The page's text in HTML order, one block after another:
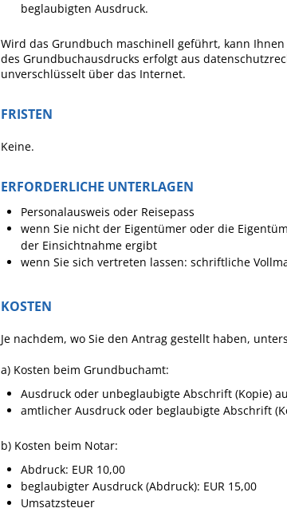
beglaubigten Ausdruck.
Wird das Grundbuch maschinell geführt, kann
des Grundbuchausdrucks erfolgt aus
unverschlüsselt über das Internet.
FRISTEN
Keine.
ERFORDERLICHE UNTERLAGEN
Personalausweis oder Reisepass
wenn Sie nicht der Eigentümer oder die
der Einsichtnahme ergibt
wenn Sie sich vertreten lassen: schriftliche
KOSTEN
Je nachdem, wo Sie den Antrag gestellt haben,
a) Kosten beim Grundbuchamt:
Ausdruck oder unbeglaubigte Abschrift (Kopie)
amtlicher Ausdruck oder beglaubigte Abschrift
b) Kosten beim Notar:
Abdruck: EUR 10,00
beglaubigter Ausdruck (Abdruck): EUR 15,00
Umsatzsteuer